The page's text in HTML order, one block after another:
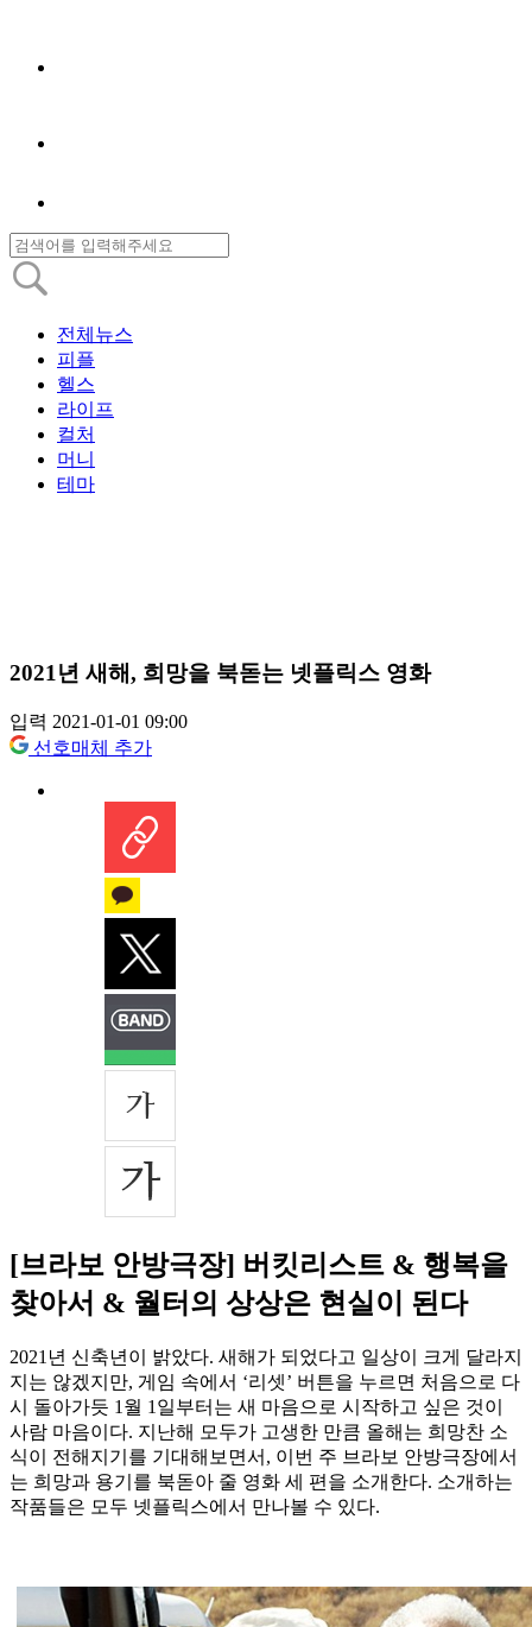
전체뉴스
피플
헬스
라이프
컬처
머니
테마
2021년 새해, 희망을 북돋는 넷플릭스 영화
입력 2021-01-01 09:00
선호매체 추가
[브라보 안방극장] 버킷리스트 & 행복을
찾아서 & 월터의 상상은 현실이 된다
2021년 신축년이 밝았다. 새해가 되었다고 일상이 크게 달라지
지는 않겠지만, 게임 속에서 ‘리셋’ 버튼을 누르면 처음으로 다
시 돌아가듯 1월 1일부터는 새 마음으로 시작하고 싶은 것이
사람 마음이다. 지난해 모두가 고생한 만큼 올해는 희망찬 소
식이 전해지기를 기대해보면서, 이번 주 브라보 안방극장에서
는 희망과 용기를 북돋아 줄 영화 세 편을 소개한다. 소개하는
작품들은 모두 넷플릭스에서 만나볼 수 있다.